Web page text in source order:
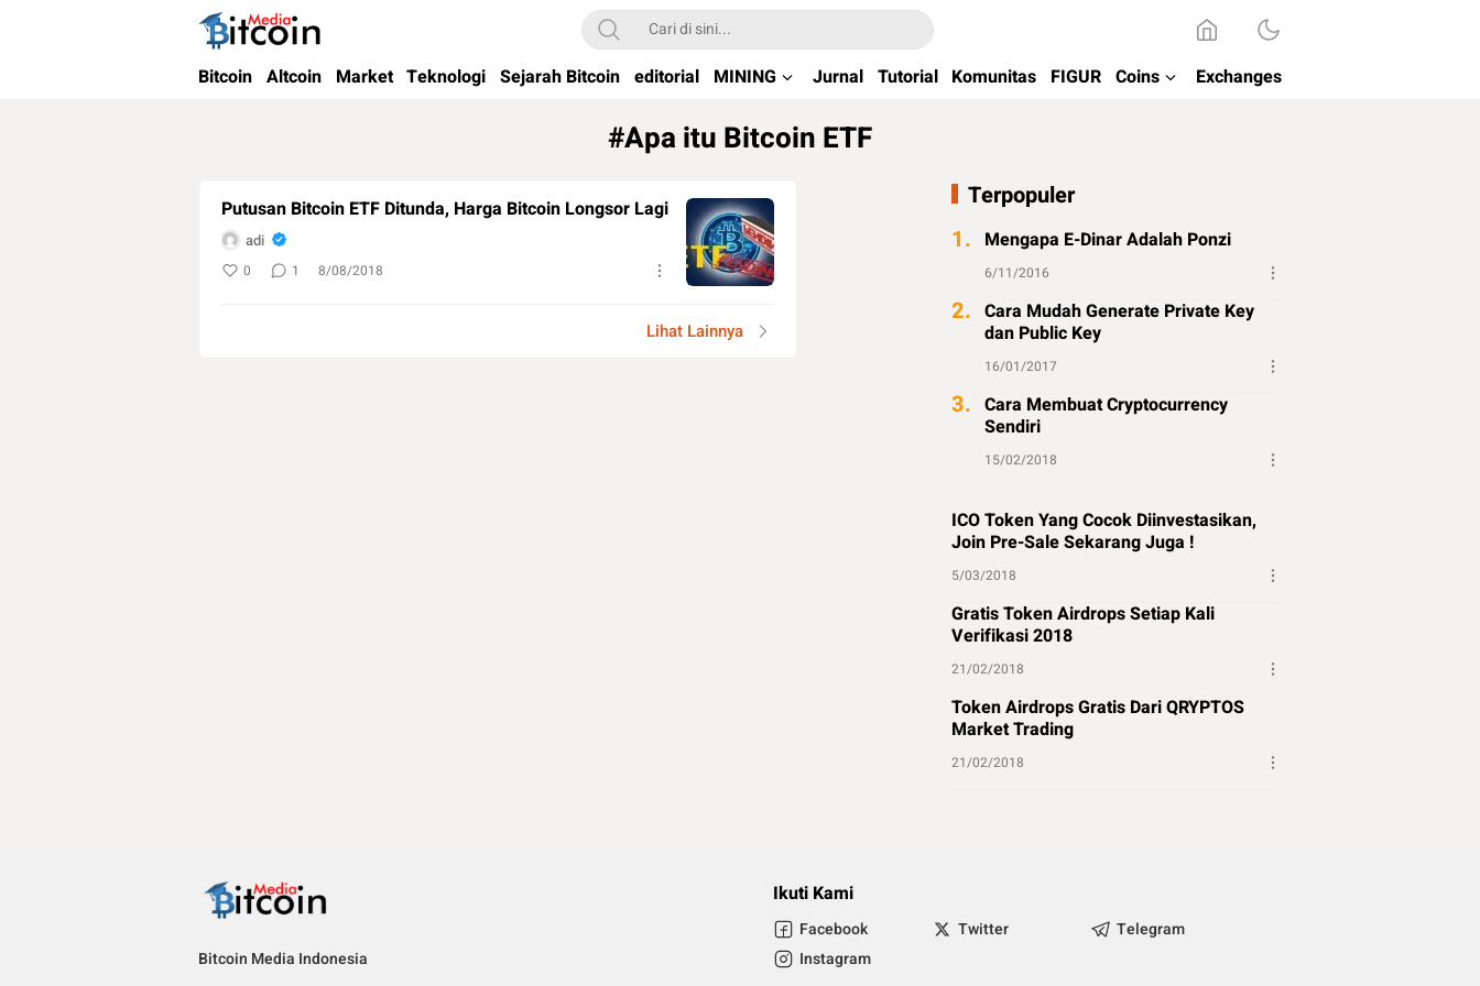
Bitcoin Media Indonesia
Media Bitcoin dan Cryptocurrency, dan Blockchain di Indonesia
Bitcoin Altcoin Market Teknologi Sejarah Bitcoin editorial MINING Jurnal Tutorial Komunitas FIGUR Coins Exchanges
#Apa itu Bitcoin ETF
Putusan Bitcoin ETF Ditunda, Harga Bitcoin Longsor Lagi
adi
0 1 8/08/2018
Lihat Lainnya
Terpopuler
1. Mengapa E-Dinar Adalah Ponzi
6/11/2016
2. Cara Mudah Generate Private Key
dan Public Key
16/01/2017
3. Cara Membuat Cryptocurrency
Sendiri
15/02/2018
ICO Token Yang Cocok Diinvestasikan,
Join Pre-Sale Sekarang Juga !
5/03/2018
Gratis Token Airdrops Setiap Kali
Verifikasi 2018
21/02/2018
Token Airdrops Gratis Dari QRYPTOS
Market Trading
21/02/2018
Bitcoin Media Indonesia
Ikuti Kami
Facebook Twitter
Telegram
Instagram